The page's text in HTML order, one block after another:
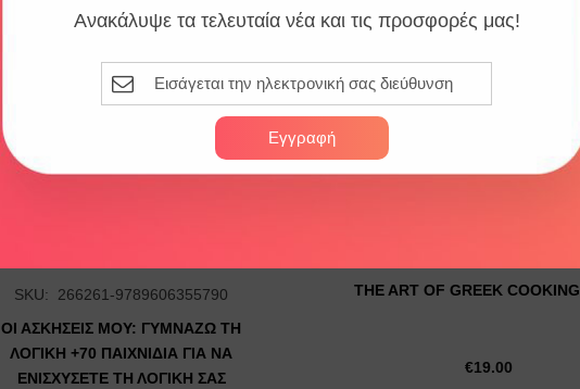
SKU: 266261-9789606355790
ΟΙ ΑΣΚΗΣΕΙΣ ΜΟΥ: ΓΥΜΝΑΖΩ ΤΗ
ΛΟΓΙΚΗ +70 ΠΑΙΧΝΙΔΙΑ ΓΙΑ ΝΑ
ΕΝΙΣΧΥΣΕΤΕ ΤΗ ΛΟΓΙΚΗ ΣΑΣ
THE ART OF GREEK COOKING
€19.00
Ανακάλυψε τα τελευταία νέα και τις προσφορές μας!
Εγγραφή